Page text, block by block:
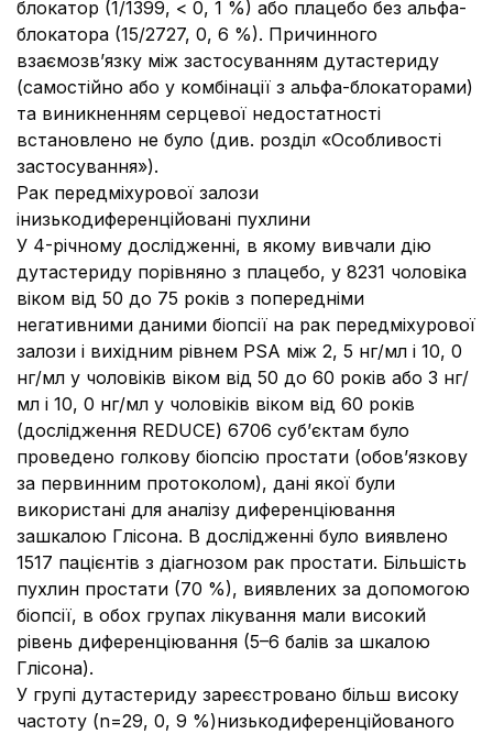
блокатор (1/1399, < 0, 1 %) або плацебо без альфа-
блокатора (15/2727, 0, 6 %). Причинного
взаємозв’язку між застосуванням дутастериду
(самостійно або у комбінації з альфа-блокаторами)
та виникненням серцевої недостатності
встановлено не було (див. розділ «Особливості
застосування»).
Рак передміхурової залози
інизькодиференційовані пухлини
У 4-річному дослідженні, в якому вивчали дію
дутастериду порівняно з плацебо, у 8231 чоловіка
віком від 50 до 75 років з попередніми
негативними даними біопсії на рак передміхурової
залози і вихідним рівнем PSA між 2, 5 нг/мл і 10, 0
нг/мл у чоловіків віком від 50 до 60 років або 3 нг/
мл і 10, 0 нг/мл у чоловіків віком від 60 років
(дослідження REDUCE) 6706 суб’єктам було
проведено голкову біопсію простати (обов’язкову
за первинним протоколом), дані якої були
використані для аналізу диференціювання
зашкалою Глісона. В дослідженні було виявлено
1517 пацієнтів з діагнозом рак простати. Більшість
пухлин простати (70 %), виявлених за допомогою
біопсії, в обох групах лікування мали високий
рівень диференціювання (5–6 балів за шкалою
Глісона).
У групі дутастериду зареєстровано більш високу
частоту (n=29, 0, 9 %)низькодиференційованого